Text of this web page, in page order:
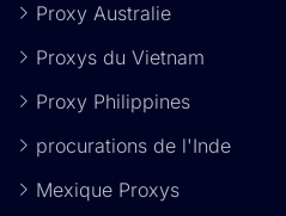
Proxy Australie
Proxys du Vietnam
Proxy Philippines
procurations de l'Inde
Mexique Proxys